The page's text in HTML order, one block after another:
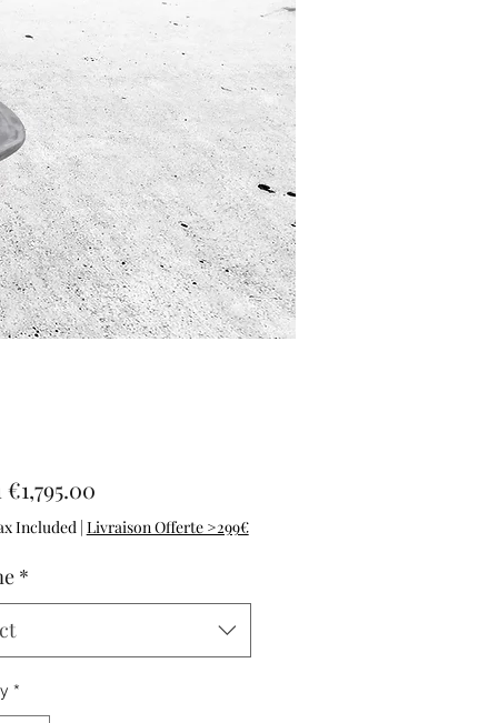
€1,795.00Sale Price
Included | Livraison Offerte >299€
*
*